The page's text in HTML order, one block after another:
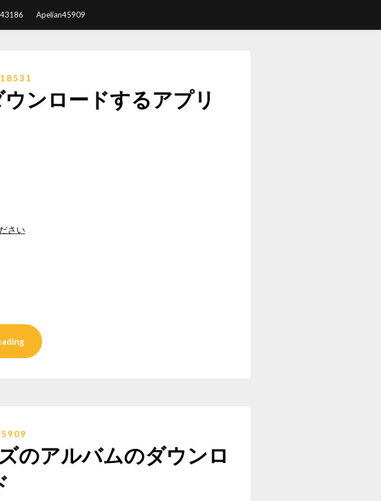
Apelian45909
ンロードするアプリ
さい
のアルバムのダウンロ